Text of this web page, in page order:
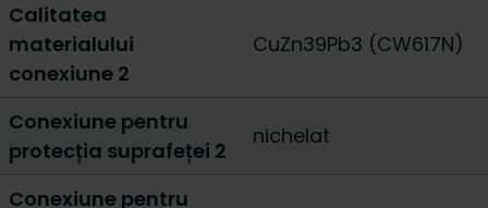
Calitatea
materialului
conexiune 2
CuZn39Pb3 (CW617N)
Conexiune pentru
protecția suprafeței 2
nichelat
Conexiune pentru